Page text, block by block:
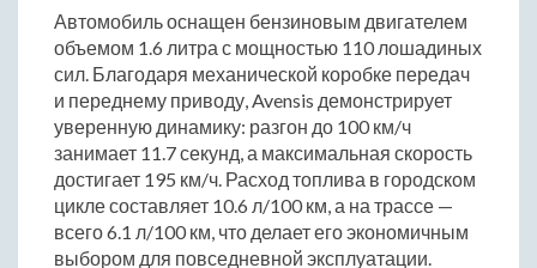
Автомобиль оснащен бензиновым двигателем
объемом 1.6 литра с мощностью 110 лошадиных
сил. Благодаря механической коробке передач
и переднему приводу, Avensis демонстрирует
уверенную динамику: разгон до 100 км/ч
занимает 11.7 секунд, а максимальная скорость
достигает 195 км/ч. Расход топлива в городском
цикле составляет 10.6 л/100 км, а на трассе —
всего 6.1 л/100 км, что делает его экономичным
выбором для повседневной эксплуатации.